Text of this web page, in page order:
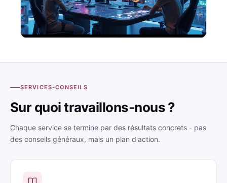
SERVICES-CONSEILS
Sur quoi travaillons-nous ?
Chaque service se termine par des résultats concrets - pas
des conseils généraux, mais un plan d'action.